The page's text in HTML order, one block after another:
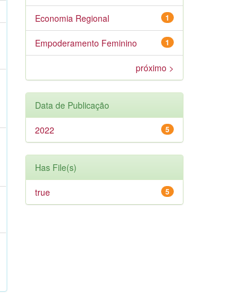
1
Economia Regional
1
Empoderamento Feminino
próximo >
Data de Publicação
5
2022
Has File(s)
5
true